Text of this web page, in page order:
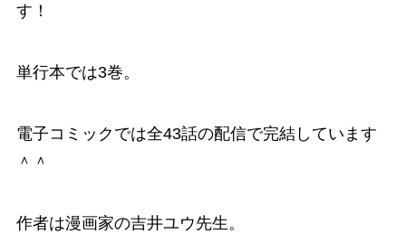
す！
単行本では3巻。
電子コミックでは全43話の配信で完結しています
＾＾
作者は漫画家の吉井ユウ先生。